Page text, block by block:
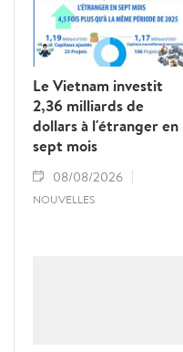
Le Vietnam investit
2,36 milliards de
dollars à l'étranger en
sept mois
08/08/2026
NOUVELLES